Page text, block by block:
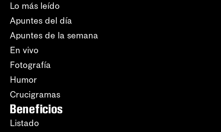
Lo más leído
Apuntes del día
Apuntes de la semana
En vivo
Fotografía
Humor
Crucigramas
Beneficios
Listado